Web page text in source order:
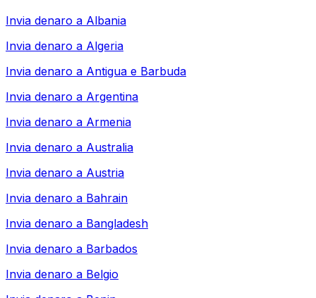
Invia denaro a Albania
Invia denaro a Algeria
Invia denaro a Antigua e Barbuda
Invia denaro a Argentina
Invia denaro a Armenia
Invia denaro a Australia
Invia denaro a Austria
Invia denaro a Bahrain
Invia denaro a Bangladesh
Invia denaro a Barbados
Invia denaro a Belgio